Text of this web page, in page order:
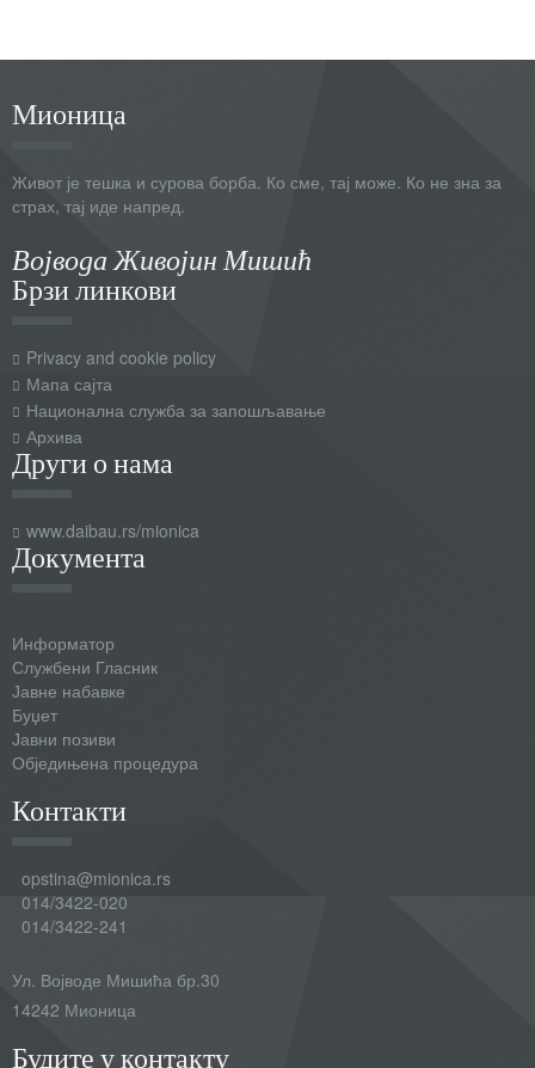
Мионица
Живот је тешка и сурова борба. Ко сме, тај може. Ко не зна за
страх, тај иде напред.
Војвода Живојин Мишић
Брзи линкови
Privacy and cookie policy
Мапа сајта
Национална служба за запошљавање
Архива
Други о нама
www.daibau.rs/mionica
Документа
Информатор
Службени Гласник
Јавне набавке
Буџет
Јавни позиви
Обједињена процедура
Контакти
opstina@mionica.rs
014/3422-020
014/3422-241
Ул. Војводе Мишића бр.30
14242 Мионица
Будите у контакту